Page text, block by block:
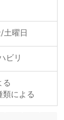
土曜日
ビリ
る
類による